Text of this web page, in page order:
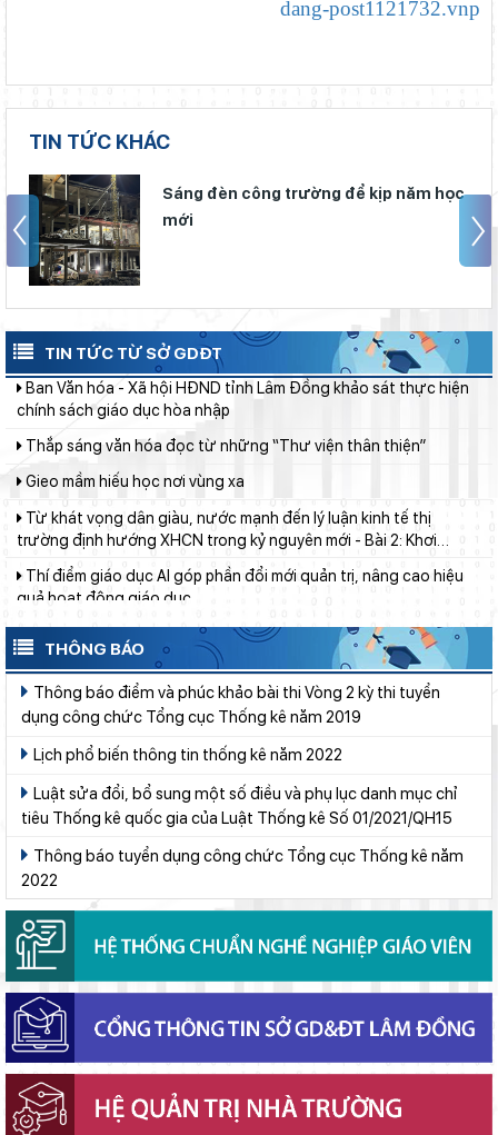
dang-post1121732.vnp
TIN TỨC KHÁC
Sáng đèn công trường để kịp năm học
mới
TIN TỨC TỪ SỞ GDĐT
độ Dự án Trường TH&THCS Xuân Hương
Khởi đầu định hướng nghề nghiệp
Sở Giáo dục và Đào tạo Lâm Đồng đẩy mạnh cải cách hành
chính gắn với áp dụng ISO 9001:2015
công lập tại các địa phương
Ban Văn hóa - Xã hội HĐND tỉnh Lâm Đồng khảo sát thực hiện
chính sách giáo dục hòa nhập
Thắp sáng văn hóa đọc từ những “Thư viện thân thiện”
Gieo mầm hiếu học nơi vùng xa
trường định hướng XHCN trong kỷ nguyên mới - Bài 2: Khơi
thông nguồn lực, vững bước tiến vào kỷ nguyên mới (tiếp theo
và hết)
quả hoạt động giáo dục
Bảo đảm ngày khai giảng thực sự là ngày hội của học sinh và
giáo viên
Giữ vững nền tảng tư tưởng của Ðảng từ học đường
phòng, chống đuối nước và sơ cấp cứu cho thanh thiếu nhi
Đẩy mạnh truyền thông về giáo dục nghề nghiệp trong toàn
ngành năm 2026
Bộ Giáo dục và Đào tạo ban hành khung thời gian năm học từ
năm học 2026–2027
Chuẩn bị hành trang cho trẻ vào lớp 1: Đồng hành đúng cách từ
gia đình
Lâm Đồng chủ động ứng phó nguy cơ thiếu nước do El Nino
Sáng đèn công trường để kịp năm học mới
Lâm Đồng phấn đấu hoàn thành Trường THPT Chuyên Bảo Lộc
trước năm học mới
Chính phủ ban hành Nghị quyết quy định cơ cấu, số lượng và
chính sách đối với đội ngũ quản lý, nhân sự hỗ trợ giáo dục khi
THÔNG BÁO
dụng công chức Tổng cục Thống kê năm 2019
Lịch phổ biến thông tin thống kê năm 2022
tiêu Thống kê quốc gia của Luật Thống kê Số 01/2021/QH15
2022